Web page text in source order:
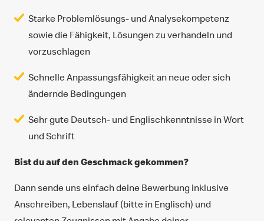
Starke Problemlösungs- und Analysekompetenz
sowie die Fähigkeit, Lösungen zu verhandeln und
vorzuschlagen
Schnelle Anpassungsfähigkeit an neue oder sich
ändernde Bedingungen
Sehr gute Deutsch- und Englischkenntnisse in Wort
und Schrift
Bist du auf den Geschmack gekommen?
Dann sende uns einfach deine Bewerbung inklusive
Anschreiben, Lebenslauf (bitte in Englisch) und